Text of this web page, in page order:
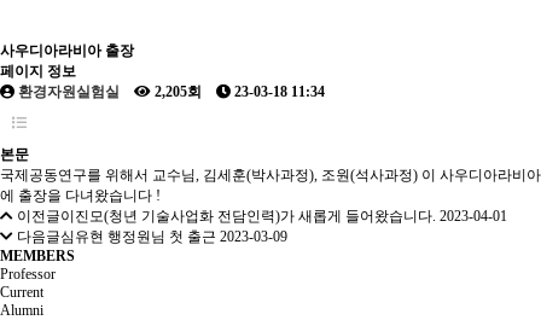
사우디아라비아 출장
페이지 정보
환경자원실험실
2,205회 23-03-18 11:34
본문
국제공동연구를 위해서 교수님, 김세훈(박사과정), 조원(석사과정) 이 사우디아라비아
에 출장을 다녀왔습니다 !
이전글이진모(청년 기술사업화 전담인력)가 새롭게 들어왔습니다. 2023-04-01
다음글심유현 행정원님 첫 출근 2023-03-09
MEMBERS
Professor
Current
Alumni